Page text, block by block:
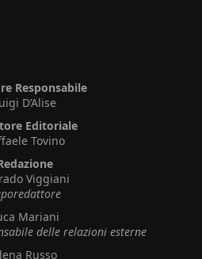
Responsabile
D’Alise
Editoriale
Tovino
Viggiani
Mariani
delle relazioni esterne
Russo